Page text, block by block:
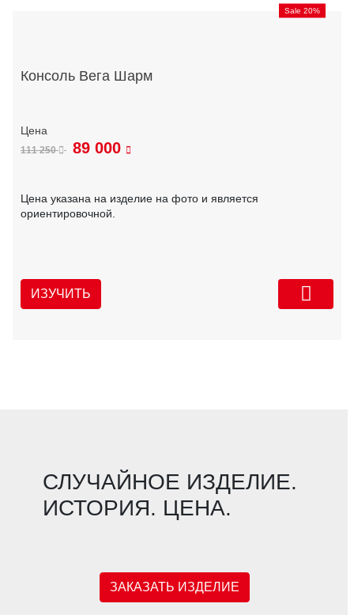
Sale 20%
Консоль Вега Шарм
111 250 89 000
Цена указана на изделие на фото и является
ориентировочной.
ИЗУЧИТЬ
СЛУЧАЙНОЕ ИЗДЕЛИЕ.
ИСТОРИЯ. ЦЕНА.
ЗАКАЗАТЬ ИЗДЕЛИЕ